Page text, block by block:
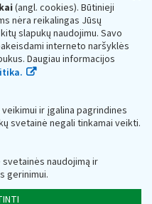
(angl. cookies). Būtinieji
nėra reikalingas Jūsų
slapukų naudojimu. Savo
interneto naršyklės
Daugiau informacijos
ir įgalina pagrindines
svetainė negali tinkamai veikti.
naudojimą ir
gerinimui.
— 188659752,
Vilnius, Lietuva, el.paštas:
188659752
prie Lietuvos
ir saugomi Juridinių